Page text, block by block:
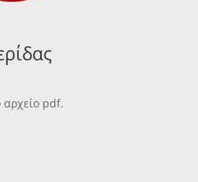
αρχείο pdf.